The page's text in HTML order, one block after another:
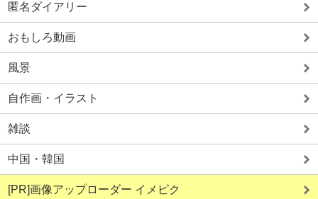
匿名ダイアリー
おもしろ動画
風景
自作画・イラスト
雑談
中国・韓国
[PR]画像アップローダー イメピク